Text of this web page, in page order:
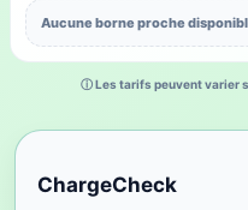
Aucune borne proche
ⓘ Les tarifs peuvent varier
ChargeCheck